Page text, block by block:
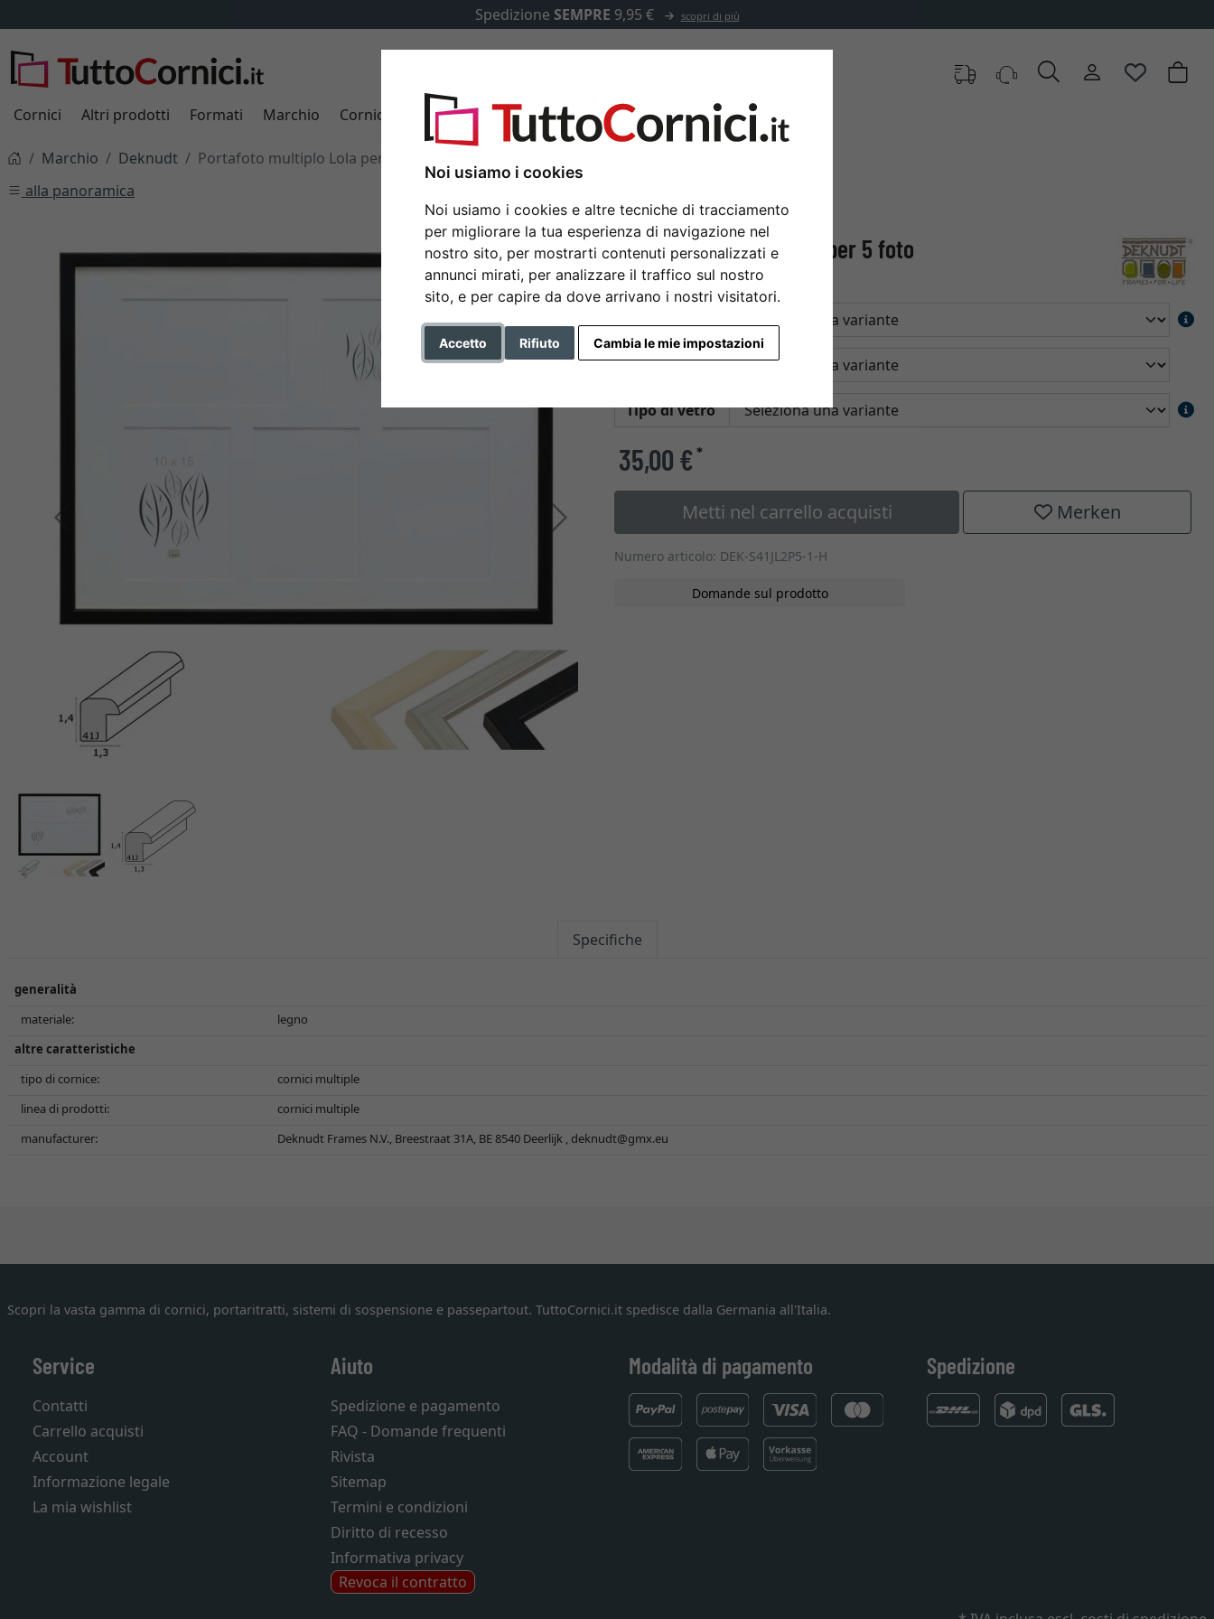
Noi usiamo i cookies
Noi usiamo i cookies e altre tecniche di tracciamento
per migliorare la tua esperienza di navigazione nel
nostro sito, per mostrarti contenuti personalizzati e
annunci mirati, per analizzare il traffico sul nostro
sito, e per capire da dove arrivano i nostri visitatori.
Accetto Rifiuto Cambia le mie impostazioni
Spedizione SEMPRE 9,95 € scopri di più
Cornici Altri prodotti Formati Marchio Cornici su misura Passepartout Accessori
Marchio Deknudt
Portafoto multiplo Lola per 5 foto
alla panoramica
Indietro Avanti
Portafoto multiplo Lola per 5 foto
Colore
Tipo di vetro
35,00 €*
Metti nel carrello acquisti Merken
Numero articolo: DEK-S41JL2P5-1-H
Domande sul prodotto
Specifiche
generalità
materiale:
legno
altre caratteristiche
tipo di cornice:
cornici multiple
linea di prodotti:
cornici multiple
manufacturer:
Deknudt Frames N.V., Breestraat 31A, BE 8540 Deerlijk , deknudt@gmx.eu
Scopri la vasta gamma di cornici, portaritratti, sistemi di sospensione e passepartout. TuttoCornici.it spedisce dalla Germania all'Italia.
Service
Contatti
Carrello acquisti
Account
Informazione legale
La mia wishlist
Aiuto
Spedizione e pagamento
FAQ - Domande frequenti
Rivista
Sitemap
Termini e condizioni
Diritto di recesso
Informativa privacy
Revoca il contratto
Modalità di pagamento Spedizione